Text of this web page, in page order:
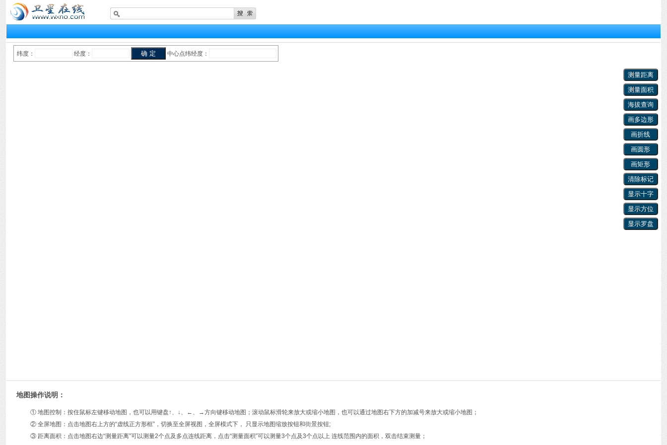
纬度： 经度： 中心点纬经度：
地图操作说明：
① 地图控制：按住鼠标左键移动地图，也可以用键盘↑、↓、←、→方向键移动地图；滚动鼠标滑轮来放大或缩小地图，也可以通过地图右下方的加减号来放大或缩小地图；
② 全屏地图：点击地图右上方的“虚线正方形框”，切换至全屏视图，全屏模式下， 只显示地图缩放按钮和街景按钮;
③ 距离面积：点击地图右边“测量距离”可以测量2个点及多点连线距离，点击“测量面积”可以测量3个点及3个点以上 连线范围内的面积，双击结束测量；